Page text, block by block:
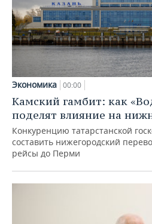
Экономика 00:00
Камский гамбит: как
поделят влияние на
Конкуренцию татарстанской
составить нижегородский
рейсы до Перми